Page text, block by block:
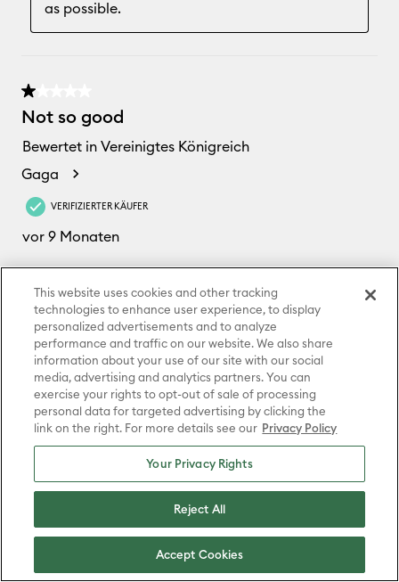
This website uses cookies and other tracking
technologies to enhance user experience, to display
personalized advertisements and to analyze
performance and traffic on our website. We also share
information about your use of our site with our social
media, advertising and analytics partners. You can
exercise your rights to opt-out of sale of processing
personal data for targeted advertising by clicking the
link on the right. For more details see our Privacy Policy
Your Privacy Rights
Reject All
Accept Cookies